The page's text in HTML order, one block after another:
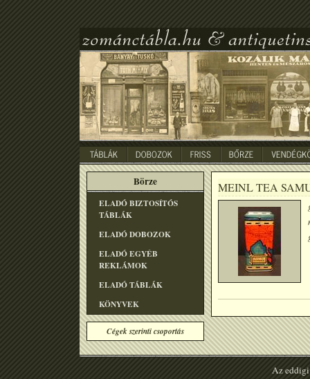
Börze
ELADÓ BIZTOSÍTÓS
TÁBLÁK
ELADÓ DOBOZOK
ELADÓ EGYÉB
REKLÁMOK
ELADÓ TÁBLÁK
KÖNYVEK
Cégek szerinti csoportás
MEINL TEA
Az